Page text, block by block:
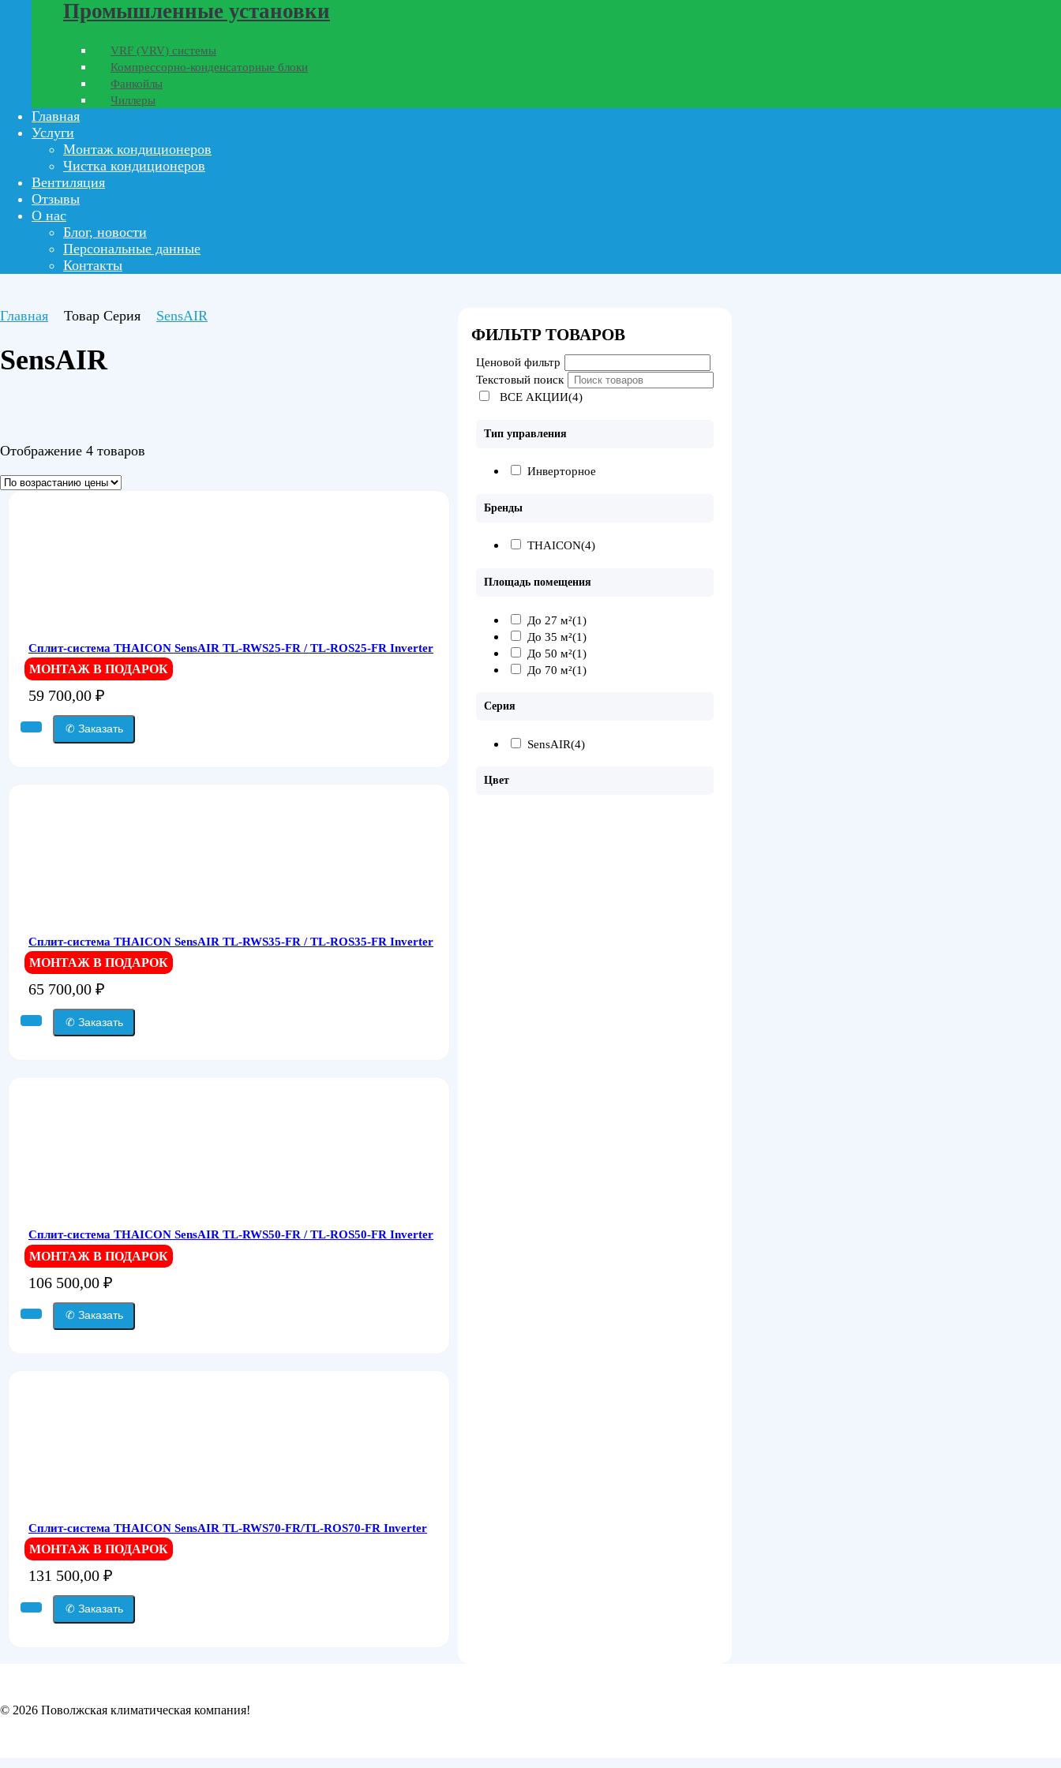
Промышленные установки
VRF (VRV) системы
Компрессорно-конденсаторные блоки
Фанкойлы
Чиллеры
Главная
Услуги
Монтаж кондиционеров
Чистка кондиционеров
Вентиляция
Отзывы
О нас
Блог, новости
Персональные данные
Контакты
Главная Товар Серия SensAIR
SensAIR
Отображение 4 товаров
Сплит-система THAICON SensAIR TL-RWS25-FR / TL-ROS25-FR Inverter
МОНТАЖ В ПОДАРОК
59 700,00 ₽
✆ Заказать
Сплит-система THAICON SensAIR TL-RWS35-FR / TL-ROS35-FR Inverter
МОНТАЖ В ПОДАРОК
65 700,00 ₽
✆ Заказать
Сплит-система THAICON SensAIR TL-RWS50-FR / TL-ROS50-FR Inverter
МОНТАЖ В ПОДАРОК
106 500,00 ₽
✆ Заказать
Сплит-система THAICON SensAIR TL-RWS70-FR/TL-ROS70-FR Inverter
МОНТАЖ В ПОДАРОК
131 500,00 ₽
✆ Заказать
ФИЛЬТР ТОВАРОВ
Ценовой фильтр
Текстовый поиск
ВСЕ АКЦИИ(4)
Тип управления
Инверторное
Бренды
THAICON(4)
Площадь помещения
До 27 м²(1)
До 35 м²(1)
До 50 м²(1)
До 70 м²(1)
Серия
SensAIR(4)
Цвет
© 2026 Поволжская климатическая компания!